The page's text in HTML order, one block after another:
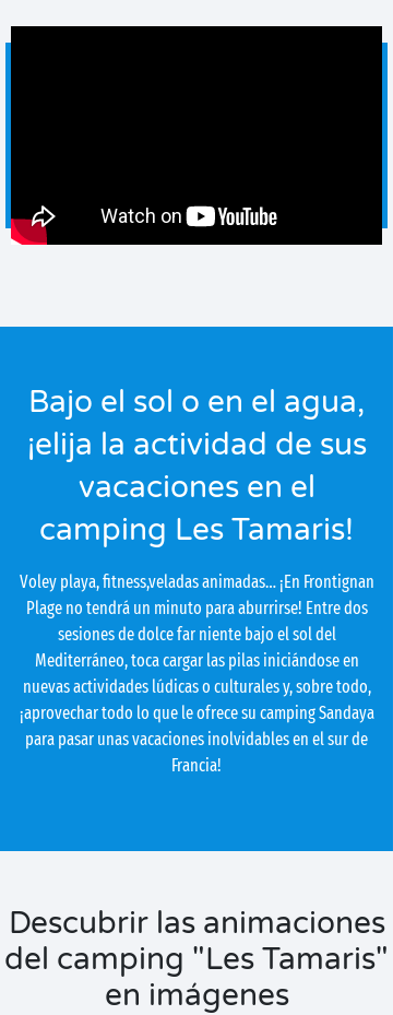
Bajo el sol o en el agua,
¡elija la actividad de sus
vacaciones en el
camping Les Tamaris!
Voley playa, fitness,veladas animadas… ¡En Frontignan
Plage no tendrá un minuto para aburrirse! Entre dos
sesiones de dolce far niente bajo el sol del
Mediterráneo, toca cargar las pilas iniciándose en
nuevas actividades lúdicas o culturales y, sobre todo,
¡aprovechar todo lo que le ofrece su camping Sandaya
para pasar unas vacaciones inolvidables en el sur de
Francia!
Descubrir las animaciones
del camping "Les Tamaris"
en imágenes